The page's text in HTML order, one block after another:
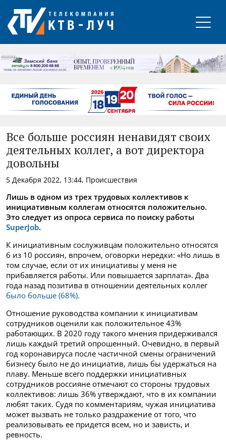
РЕКЛАМА
Все больше россиян ненавидят своих
деятельных коллег, а вот директора
довольны
5 Декабря 2022, 13:44, Происшествия
Лишь в одном из трех трудовых коллективов к
инициативным коллегам относятся положительно.
Это следует из опроса сервиса по поиску работы
SuperJob.
К инициативным сослуживцам положительно относятся
6 из 10 россиян, впрочем, оговорки нередки: «Но лишь в
том случае, если от их инициативы у меня не
прибавляется работы. Или повышается зарплата». Два
года назад позитива в отношении деятельных коллег
было больше (68%).
Отношение руководства компании к инициативам
сотрудников оценили как положительное 43%
работающих. В 2020 году такого мнения придерживался
лишь каждый третий опрошенный. Очевидно, в первый
год коронавируса после частичной смены ограничений
бизнесу было не до инициатив, лишь бы удержаться на
плаву. Меньше всего поддержки инициативных
сотрудников россияне отмечают со стороны трудовых
коллективов: лишь 36% утверждают, что в их компании
любят таких. Судя по комментариям, чужая инициатива
может вызвать не только раздражение от того, что
реализовывать ее придется всем, но и зависть, и
ревность.